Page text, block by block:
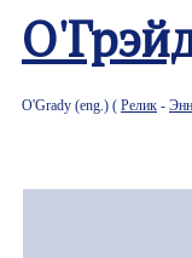
O'Grady (eng.) ( Релик -